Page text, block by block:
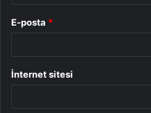
E-posta *
İnternet sitesi